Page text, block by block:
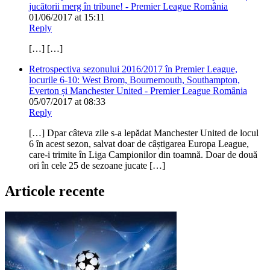
jucătorii merg în tribune! - Premier League România
01/06/2017 at 15:11
Reply
[…] […]
Retrospectiva sezonului 2016/2017 în Premier League,
locurile 6-10: West Brom, Bournemouth, Southampton,
Everton și Manchester United - Premier League România
05/07/2017 at 08:33
Reply
[…] Dpar câteva zile s-a lepădat Manchester United de locul
6 în acest sezon, salvat doar de câștigarea Europa League,
care-i trimite în Liga Campionilor din toamnă. Doar de două
ori în cele 25 de sezoane jucate […]
Articole recente